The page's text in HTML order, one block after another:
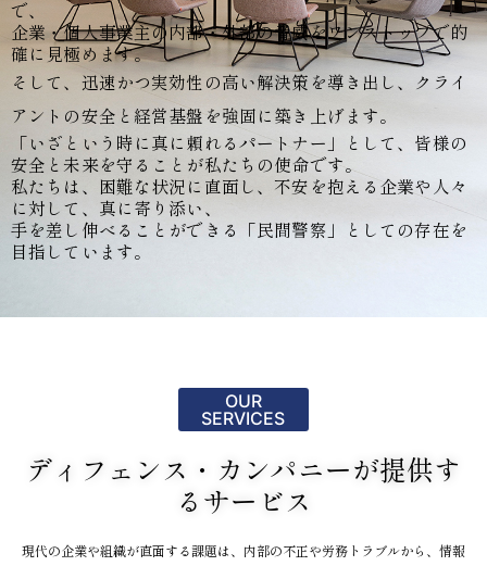
で、
企業・個人事業主の内部・外部の脅威をワンストップで的
確に見極めます。
そして、迅速かつ実効性の高い解決策を導き出し、クライ
アントの安全と経営基盤を強固に築き上げます。
「いざという時に真に頼れるパートナー」として、皆様の
安全と未来を守ることが私たちの使命です。
私たちは、困難な状況に直面し、不安を抱える企業や人々
に対して、真に寄り添い、
手を差し伸べることができる「民間警察」としての存在を
目指しています。
OUR
SERVICES
ディフェンス・カンパニーが提供す
るサービス
現代の企業や組織が直面する課題は、内部の不正や労務トラブルから、情報